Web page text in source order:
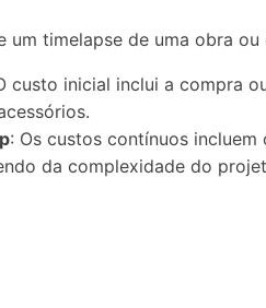
um timelapse de uma obra
custo inicial inclui a compra
: Os custos contínuos
da complexidade do